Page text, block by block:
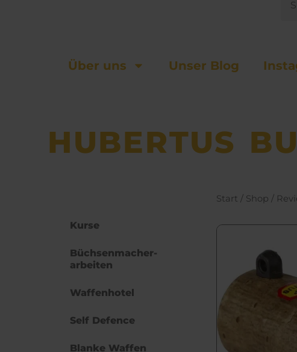
Über uns Unser Blog
HUBERTUS
Kurse
Büchsen­macher­
arbeiten
Waffenhotel
Self Defence
Blanke Waffen
Start / Shop /